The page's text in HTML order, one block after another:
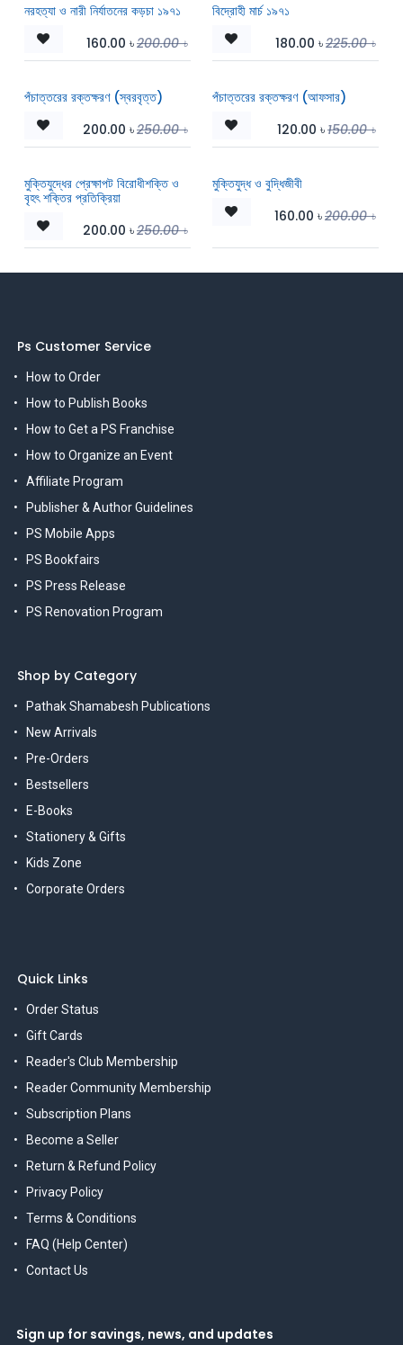
নরহত্যা ও নারী নির্যাতনের কড়চা ১৯৭১
160.00 ৳200.00৳
বিদ্রোহী মার্চ ১৯৭১
180.00 ৳225.00৳
পঁচাত্তরের রক্তক্ষরণ (স্বরবৃত্ত)
200.00 ৳250.00৳
পঁচাত্তরের রক্তক্ষরণ (আফসার)
120.00 ৳150.00৳
মুক্তিযুদ্ধের প্রেক্ষাপট বিরোধীশক্তি ও
বৃহৎ শক্তির প্রতিক্রিয়া
200.00 ৳250.00৳
মুক্তিযুদ্ধ ও বুদ্ধিজীবী
160.00 ৳200.00৳
Ps Customer Service
How to Order
How to Publish Books
How to Get a PS Franchise
How to Organize an Event
Affiliate Program
Publisher & Author Guidelines
PS Mobile Apps
PS Bookfairs
PS Press Release
PS Renovation Program
Shop by Category
Pathak Shamabesh Publications
New Arrivals
Pre-Orders
Bestsellers
E-Books
Stationery & Gifts
Kids Zone
Corporate Orders
Quick Links
Order Status
Gift Cards
Reader's Club Membership
Reader Community Membership
Subscription Plans
Become a Seller
Return & Refund Policy
Privacy Policy
Terms & Conditions
FAQ (Help Center)
Contact Us
Sign up for savings, news, and updates